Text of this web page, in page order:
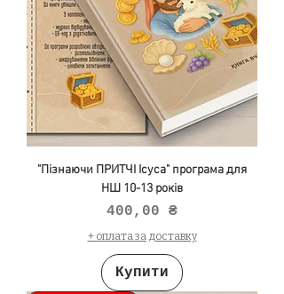
"Пізнаючи ПРИТЧІ Ісуса" програма для
НШ 10-13 років
Ціна
400,00 ₴
+ оплата за доставку
Купити